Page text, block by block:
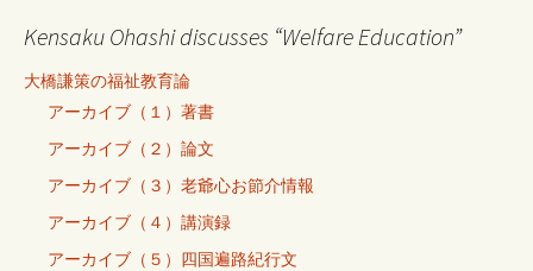
Kensaku Ohashi discusses “Welfare Education”
大橋謙策の福祉教育論
アーカイブ（１）著書
アーカイブ（２）論文
アーカイブ（３）老爺心お節介情報
アーカイブ（４）講演録
アーカイブ（５）四国遍路紀行文